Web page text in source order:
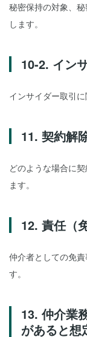
秘密保持の対象、
します。
10-2. イン
インサイダー取引
11. 契約解
どのような場合に
ます。
12. 責任（
仲介者としての免
す。
13. 仲介業
があると想